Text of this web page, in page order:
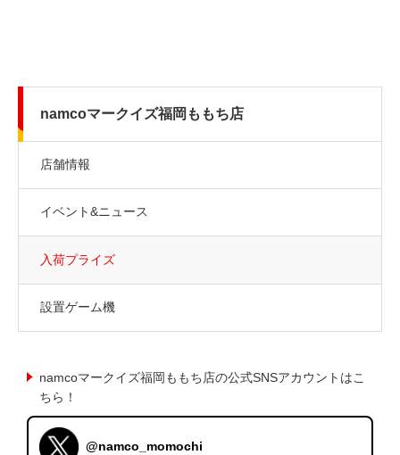
namcoマークイズ福岡ももち店
店舗情報
イベント&ニュース
入荷プライズ
設置ゲーム機
namcoマークイズ福岡ももち店の公式SNSアカウントはこ
ちら！
@namco_momochi